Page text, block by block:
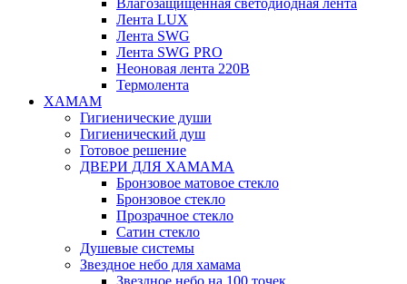
Влагозащищенная светодиодная лента
Лента LUX
Лента SWG
Лента SWG PRO
Неоновая лента 220В
Термолента
ХАМАМ
Гигиенические души
Гигиенический душ
Готовое решение
ДВЕРИ ДЛЯ ХАМАМА
Бронзовое матовое стекло
Бронзовое стекло
Прозрачное стекло
Сатин стекло
Душевые системы
Звездное небо для хамама